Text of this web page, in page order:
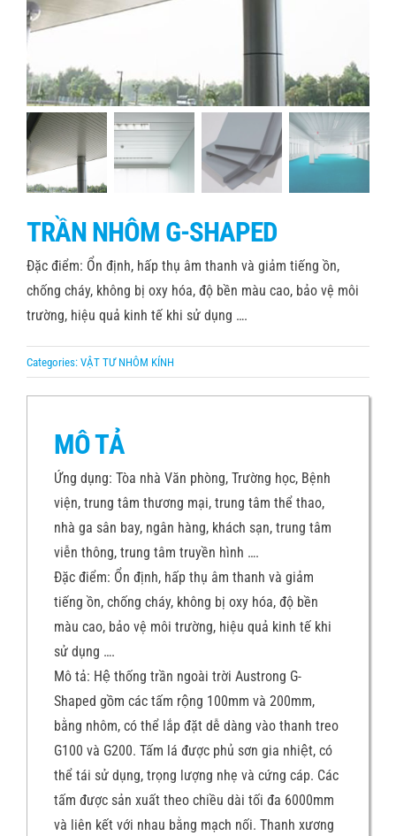
Liên hệ
TRẦN NHÔM G-SHAPED
Đặc điểm: Ổn định, hấp thụ âm thanh và giảm tiếng ồn,
chống cháy, không bị oxy hóa, độ bền màu cao, bảo vệ môi
trường, hiệu quả kinh tế khi sử dụng ….
Categories: VẬT TƯ NHÔM KÍNH
MÔ TẢ
Ứng dụng: Tòa nhà Văn phòng, Trường học, Bệnh
viện, trung tâm thương mại, trung tâm thể thao,
nhà ga sân bay, ngân hàng, khách sạn, trung tâm
viễn thông, trung tâm truyền hình ….
Đặc điểm: Ổn định, hấp thụ âm thanh và giảm
tiếng ồn, chống cháy, không bị oxy hóa, độ bền
màu cao, bảo vệ môi trường, hiệu quả kinh tế khi
sử dụng ….
Mô tả: Hệ thống trần ngoài trời Austrong G-
Shaped gồm các tấm rộng 100mm và 200mm,
bằng nhôm, có thể lắp đặt dễ dàng vào thanh treo
G100 và G200. Tấm lá được phủ sơn gia nhiệt, có
thể tái sử dụng, trọng lượng nhẹ và cứng cáp. Các
tấm được sản xuất theo chiều dài tối đa 6000mm
và liên kết với nhau bằng mạch nối. Thanh xương